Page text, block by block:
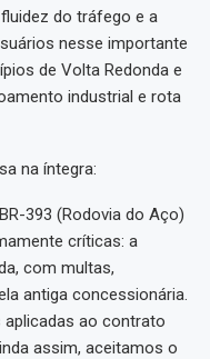
do tráfego e a
nesse importante
de Volta Redonda e
industrial e rota
na íntegra:
393 (Rodovia do Aço)
críticas: a
com multas,
antiga concessionária.
aplicadas ao contrato
assim, aceitamos o